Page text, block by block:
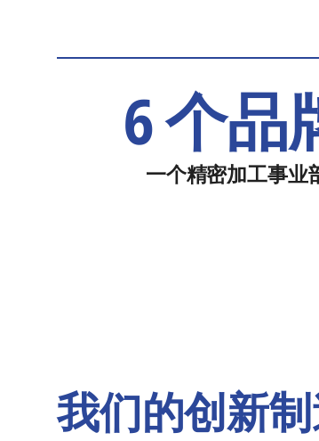
6 个品
一个精密加工事业
我们的创新